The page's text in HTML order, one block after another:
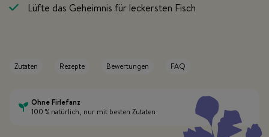
Lüfte das Geheimnis für leckersten Fisch
Zutaten Rezepte Bewertungen FAQ
Ohne Firlefanz
100 % natürlich, nur mit besten Zutaten